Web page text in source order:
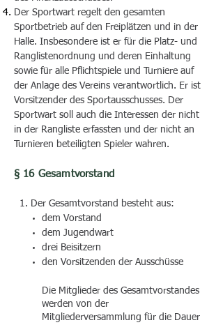
Der Sportwart regelt den gesamten
Sportbetrieb auf den Freiplätzen und in der
Halle. Insbesondere ist er für die Platz- und
Ranglistenordnung und deren Einhaltung
sowie für alle Pflichtspiele und Turniere auf
der Anlage des Vereins verantwortlich. Er ist
Vorsitzender des Sportausschusses. Der
Sportwart soll auch die Interessen der nicht
in der Rangliste erfassten und der nicht an
Turnieren beteiligten Spieler wahren.
§ 16 Gesamtvorstand
1. Der Gesamtvorstand besteht aus:
dem Vorstand
dem Jugendwart
drei Beisitzern
den Vorsitzenden der Ausschüsse
Die Mitglieder des Gesamtvorstandes
werden von der
Mitgliederversammlung für die Dauer